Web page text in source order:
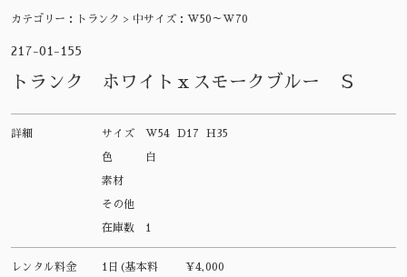
カテゴリー： トランク > 中サイズ：W50～W70
217-01-155
トランク ホワイトｘスモークブルー Ｓ
詳細 サイズ W54 D17 H35
色 白
素材
その他
在庫数 1
レンタル料金
1日(基本料
¥4,000